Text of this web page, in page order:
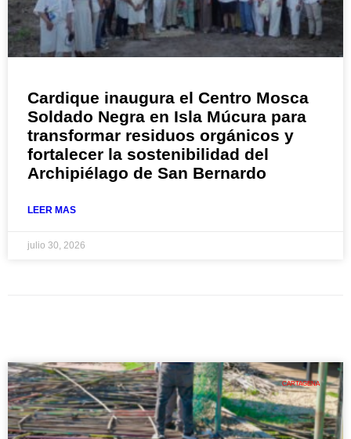
Cardique inaugura el Centro Mosca
Soldado Negra en Isla Múcura para
transformar residuos orgánicos y
fortalecer la sostenibilidad del
Archipiélago de San Bernardo
LEER MAS
julio 30, 2026
CARTAGENA